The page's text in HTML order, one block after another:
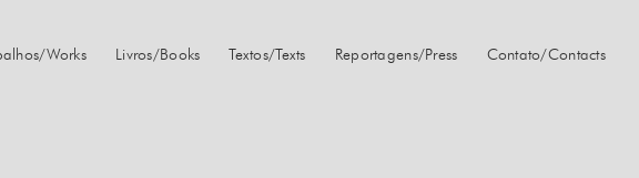
Works Livros/Books Textos/Texts Reportagens/Press Contato/Contacts